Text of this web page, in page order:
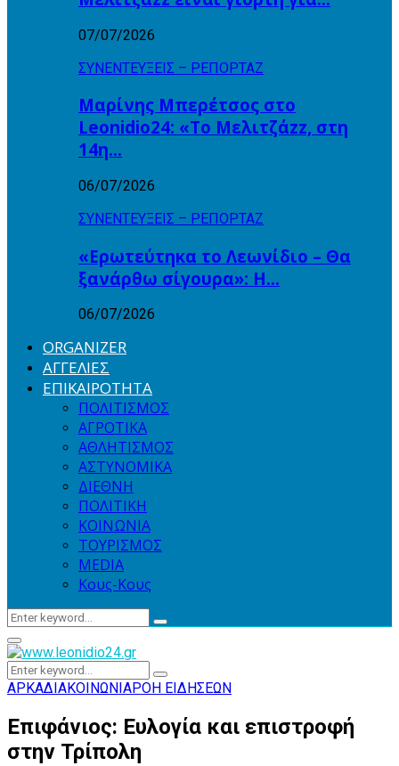
07/07/2026
ΣΥΝΕΝΤΕΥΞΕΙΣ – ΡΕΠΟΡΤΑΖ
Μαρίνης Μπερέτσος στο
Leonidio24: «Το Μελιτζάzz, στη
14η…
06/07/2026
ΣΥΝΕΝΤΕΥΞΕΙΣ – ΡΕΠΟΡΤΑΖ
«Ερωτεύτηκα το Λεωνίδιο – Θα
ξανάρθω σίγουρα»: Η…
06/07/2026
ORGANIZER
ΑΓΓΕΛΙΕΣ
ΕΠΙΚΑΙΡΟΤΗΤΑ
ΠΟΛΙΤΙΣΜΟΣ
ΑΓΡΟΤΙΚΑ
ΑΘΛΗΤΙΣΜΟΣ
ΑΣΤΥΝΟΜΙΚΑ
ΔΙΕΘΝΗ
ΠΟΛΙΤΙΚΗ
ΚΟΙΝΩΝΙΑ
ΤΟΥΡΙΣΜΟΣ
MEDIA
Κους-Κους
Search
Search
Primary
Menu
Search
for:
Search
ΑΡΚΑΔΙΑΚΟΙΝΩΝΙΑΡΟΗ ΕΙΔΗΣΕΩΝ
Επιφάνιος: Ευλογία και επιστροφή
στην Τρίπολη